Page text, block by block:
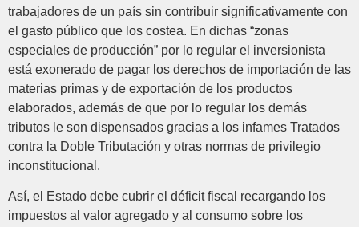
trabajadores de un país sin contribuir significativamente con
el gasto público que los costea. En dichas “zonas
especiales de producción” por lo regular el inversionista
está exonerado de pagar los derechos de importación de las
materias primas y de exportación de los productos
elaborados, además de que por lo regular los demás
tributos le son dispensados gracias a los infames Tratados
contra la Doble Tributación y otras normas de privilegio
inconstitucional.
Así, el Estado debe cubrir el déficit fiscal recargando los
impuestos al valor agregado y al consumo sobre los